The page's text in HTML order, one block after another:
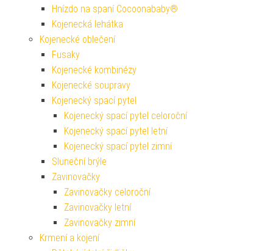
Hnízdo na spaní Cocoonababy®
Kojenecká lehátka
Kojenecké oblečení
Fusaky
Kojenecké kombinézy
Kojenecké soupravy
Kojenecký spací pytel
Kojenecký spací pytel celoroční
Kojenecký spací pytel letní
Kojenecký spací pytel zimní
Sluneční brýle
Zavinovačky
Zavinovačky celoroční
Zavinovačky letní
Zavinovačky zimní
Krmení a kojení